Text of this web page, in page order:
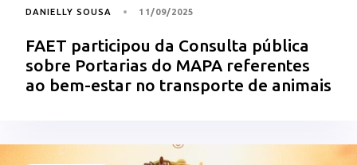
DANIELLY SOUSA 11/09/2025
FAET participou da Consulta pública
sobre Portarias do MAPA referentes
ao bem-estar no transporte de animais